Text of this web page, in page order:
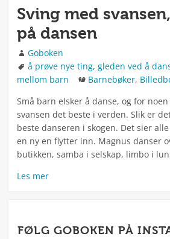
Sving med
på dansen
Forfatter
Goboken
Stikkord
å prøve nye ting, gleden ved å
mellom barn
Kategorier
Barnebøker,
Små barn elsker å danse, og for
svansen det beste i verden. Slik er
beste danseren i skogen. Det sier
en ny en flytter inn. Magnus danser
butikken, samba i selskap, limbo i
Les mer
FØLG GOBOKEN PÅ